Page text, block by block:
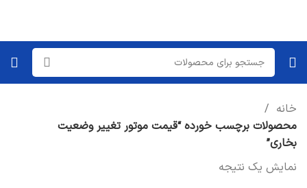
خانه
محصولات برچسب خورده “قیمت موتور تغییر وضعیت
بخاری”
نمایش یک نتیجه